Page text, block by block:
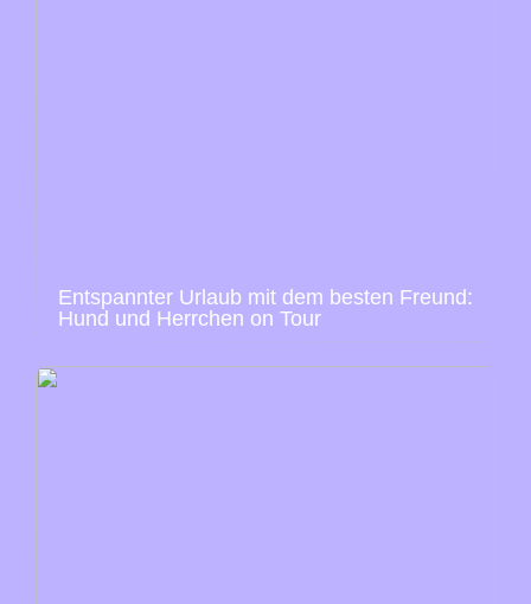
Entspannter Urlaub mit dem besten Freund:
Hund und Herrchen on Tour